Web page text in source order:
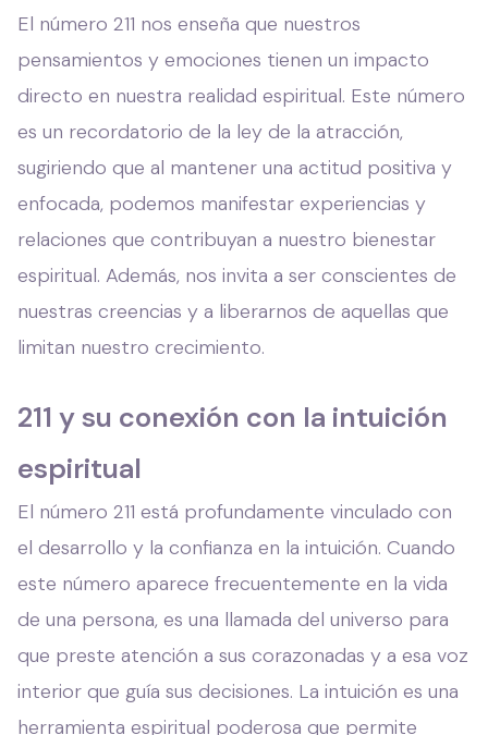
El número 211 nos enseña que nuestros
pensamientos y emociones tienen un impacto
directo en nuestra realidad espiritual. Este número
es un recordatorio de la ley de la atracción,
sugiriendo que al mantener una actitud positiva y
enfocada, podemos manifestar experiencias y
relaciones que contribuyan a nuestro bienestar
espiritual. Además, nos invita a ser conscientes de
nuestras creencias y a liberarnos de aquellas que
limitan nuestro crecimiento.
211 y su conexión con la intuición
espiritual
El número 211 está profundamente vinculado con
el desarrollo y la confianza en la intuición. Cuando
este número aparece frecuentemente en la vida
de una persona, es una llamada del universo para
que preste atención a sus corazonadas y a esa voz
interior que guía sus decisiones. La intuición es una
herramienta espiritual poderosa que permite